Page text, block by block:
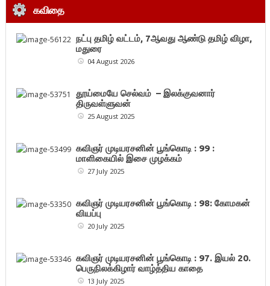
கவிதை
நட்பு தமிழ் வட்டம், 7ஆவது ஆண்டு தமிழ் விழா,
மதுரை
04 August 2026
தூய்மையே செல்வம் – இலக்குவனார்
திருவள்ளுவன்
25 August 2025
கவிஞர் முடியரசனின் பூங்கொடி : 99 :
மாளிகையில் இசை முழக்கம்
27 July 2025
கவிஞர் முடியரசனின் பூங்கொடி : 98: கோமகன்
வியப்பு
20 July 2025
கவிஞர் முடியரசனின் பூங்கொடி : 97. இயல் 20.
பெருநிலக்கிழார் வாழ்த்திய காதை
13 July 2025